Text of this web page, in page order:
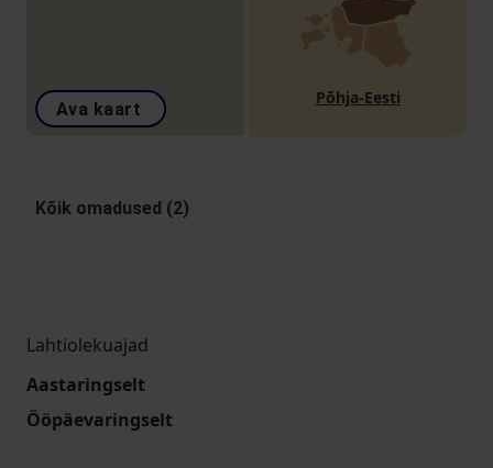
Ava kaart
Põhja-Eesti
Kõik omadused (2)
Lahtiolekuajad
Aastaringselt
Ööpäevaringselt